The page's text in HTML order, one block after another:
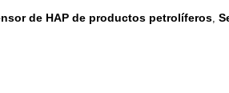
de HAP de productos petrolíferos,